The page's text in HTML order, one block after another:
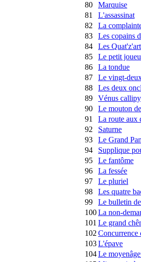
80
Marquise
81
L'assassinat
82
La
83
Les copains
84
Les
85
Le petit
86
La tondue
87
Le vingt-
88
Les deux
89
Vénus
90
Le mouton
91
La route aux
92
Saturne
93
Le Grand
94
Supplique
95
Le fantôme
96
La fessée
97
Le pluriel
98
Les quatre
99
Le bulletin
100La non-
101 Le grand
102 Concurrence
103L'épave
104Le